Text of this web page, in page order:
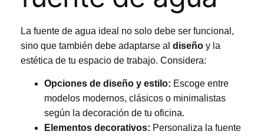
La fuente de agua ideal no solo debe ser funcional,
sino que también debe adaptarse al diseño y la
estética de tu espacio de trabajo. Considera:
Opciones de diseño y estilo: Escoge entre
modelos modernos, clásicos o minimalistas
según la decoración de tu oficina.
Elementos decorativos: Personaliza la fuente